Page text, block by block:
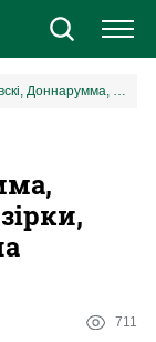
Левандовскі, Доннарумма, Ярмоленко та інші: топзірки, яких ми не побачимо на чемпіонаті світу-2026
711